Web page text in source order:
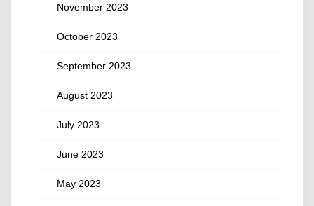
November 2023
October 2023
September 2023
August 2023
July 2023
June 2023
May 2023